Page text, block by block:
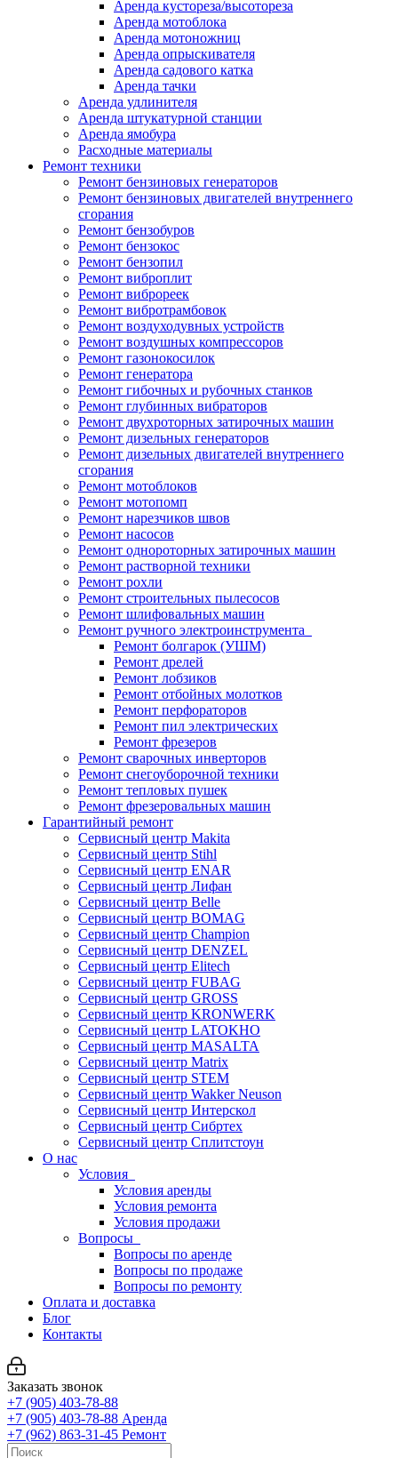
Аренда кустореза/высотореза
Аренда мотоблока
Аренда мотоножниц
Аренда опрыскивателя
Аренда садового катка
Аренда тачки
Аренда удлинителя
Аренда штукатурной станции
Аренда ямобура
Расходные материалы
Ремонт техники
Ремонт бензиновых генераторов
Ремонт бензиновых двигателей внутреннего
сгорания
Ремонт бензобуров
Ремонт бензокос
Ремонт бензопил
Ремонт виброплит
Ремонт виброреек
Ремонт вибротрамбовок
Ремонт воздуходувных устройств
Ремонт воздушных компрессоров
Ремонт газонокосилок
Ремонт генератора
Ремонт гибочных и рубочных станков
Ремонт глубинных вибраторов
Ремонт двухроторных затирочных машин
Ремонт дизельных генераторов
Ремонт дизельных двигателей внутреннего
сгорания
Ремонт мотоблоков
Ремонт мотопомп
Ремонт нарезчиков швов
Ремонт насосов
Ремонт однороторных затирочных машин
Ремонт растворной техники
Ремонт рохли
Ремонт строительных пылесосов
Ремонт шлифовальных машин
Ремонт ручного электроинструмента
Ремонт болгарок (УШМ)
Ремонт дрелей
Ремонт лобзиков
Ремонт отбойных молотков
Ремонт перфораторов
Ремонт пил электрических
Ремонт фрезеров
Ремонт сварочных инверторов
Ремонт снегоуборочной техники
Ремонт тепловых пушек
Ремонт фрезеровальных машин
Гарантийный ремонт
Сервисный центр Makita
Сервисный центр Stihl
Cервисный центр ENAR
Cервисный центр Лифан
Сервисный центр Belle
Сервисный центр BOMAG
Сервисный центр Champion
Сервисный центр DENZEL
Сервисный центр Elitech
Сервисный центр FUBAG
Сервисный центр GROSS
Сервисный центр KRONWERK
Сервисный центр LATOKHO
Сервисный центр MASALTA
Сервисный центр Matrix
Сервисный центр STEM
Сервисный центр Wakker Neuson
Сервисный центр Интерскол
Сервисный центр Сибртех
Сервисный центр Сплитстоун
О нас
Условия
Условия аренды
Условия ремонта
Условия продажи
Вопросы
Вопросы по аренде
Вопросы по продаже
Вопросы по ремонту
Оплата и доставка
Блог
Контакты
Заказать звонок
+7 (905) 403-78-88
+7 (905) 403-78-88 Аренда
+7 (962) 863-31-45 Ремонт